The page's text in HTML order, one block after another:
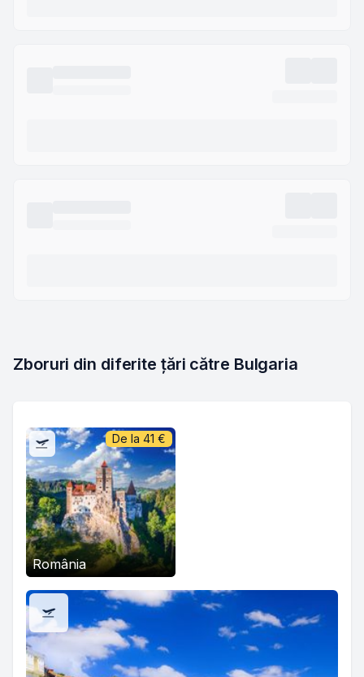
Zboruri din diferite țări către Bulgaria
România
De la 41 €